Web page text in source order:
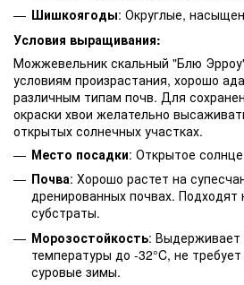
Шишкоягоды: Округлые,
Условия выращивания:
Можжевельник скальный "Блю
условиям произрастания, хорошо
различным типам почв. Для
окраски хвои желательно
открытых солнечных участках.
Место посадки: Открытое
Почва: Хорошо растет на
дренированных почвах. Подходят
субстраты.
Морозостойкость: Выдерживает
температуры до -32°C, не
суровые зимы.